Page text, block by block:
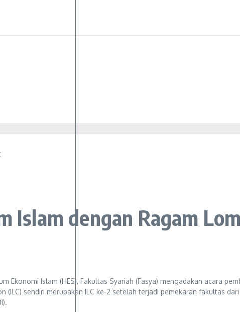
dengan Ragam
Ekonomi Islam (HES), Fakultas Syariah (Fasya) mengadakan acara
sendiri merupakan ILC ke-2 setelah terjadi pemekaran fakultas